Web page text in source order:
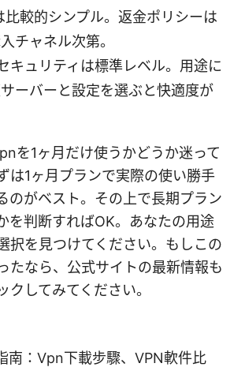
比較的シンプル。返金ポリシーは
チャネル次第。
セキュリティは標準レベル。用途に
ーバーと設定を選ぶと快適度が
を1ヶ月だけ使うかどうか迷って
は1ヶ月プランで実際の使い勝手
のがベスト。その上で長期プラン
を判断すればOK。あなたの用途
択を見つけてください。もしこの
たなら、公式サイトの最新情報も
クしてみてください。
南：Vpn下載步驟、VPN軟件比